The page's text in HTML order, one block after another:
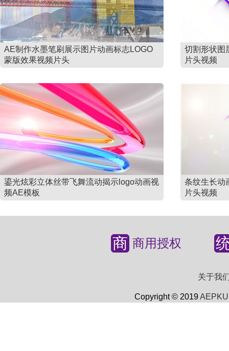
AE制作水墨笔刷展示图片动画标志LOGO
蒙版效果视频片头
切割形状图
片头视频
鎏光炫彩立体丝带飞舞流动揭示logo动画视
频AE模板
条纹生长动
片头视频
商 商用授权
关于我
Copyright © 2019